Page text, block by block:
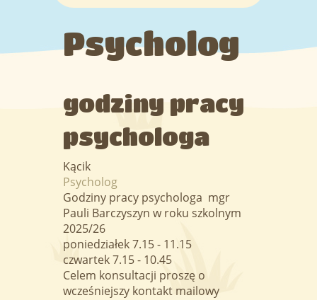
Adaptacja
Kąciki
Galeria
Psycholog
godziny pracy
psychologa
Kącik
Psycholog
Godziny pracy psychologa mgr
Pauli Barczyszyn w roku szkolnym
2025/26
poniedziałek 7.15 - 11.15
czwartek 7.15 - 10.45
Celem konsultacji proszę o
wcześniejszy kontakt mailowy